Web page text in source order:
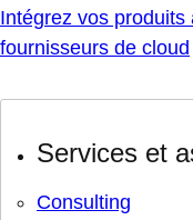
Intégrez vos
fournisseurs de cloud
Services et
Consulting